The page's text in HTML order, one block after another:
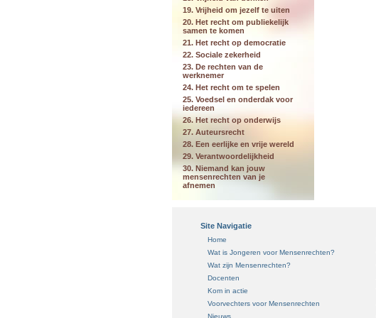
19. Vrijheid om jezelf te uiten
20. Het recht om publiekelijk
samen te komen
21. Het recht op democratie
22. Sociale zekerheid
23. De rechten van de
werknemer
24. Het recht om te spelen
25. Voedsel en onderdak voor
iedereen
26. Het recht op onderwijs
27. Auteursrecht
28. Een eerlijke en vrije wereld
29. Verantwoordelijkheid
30. Niemand kan jouw
mensenrechten van je
afnemen
Site Navigatie
Home
Wat is Jongeren voor Mensenrechten?
Wat zijn Mensenrechten?
Docenten
Kom in actie
Voorvechters voor Mensenrechten
Nieuws